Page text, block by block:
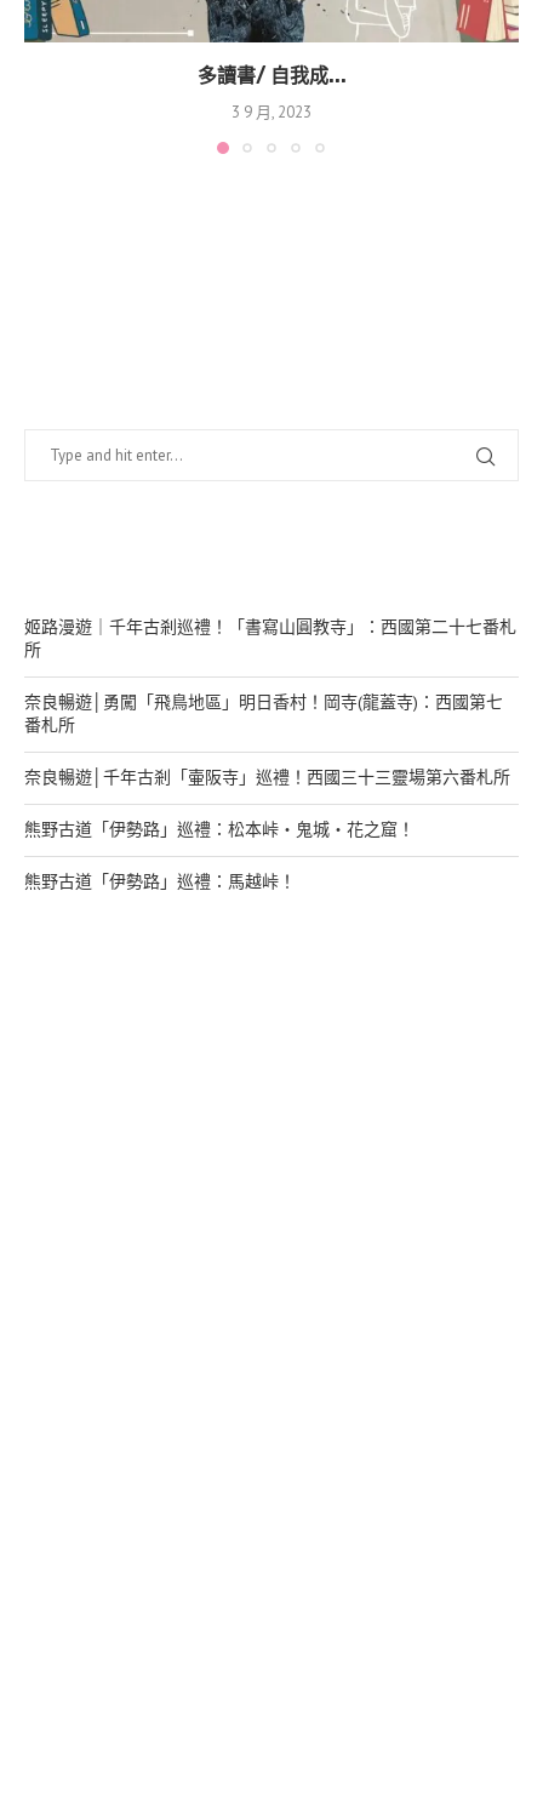
多讀書/ 自我成...
3 9 月, 2023
姬路漫遊｜千年古剎巡禮！「書寫山圓教寺」：西國第二十七番札
所
奈良暢遊│勇闖「飛鳥地區」明日香村！岡寺(龍蓋寺)：西國第七
番札所
奈良暢遊│千年古剎「壷阪寺」巡禮！西國三十三靈場第六番札所
熊野古道「伊勢路」巡禮：松本峠・鬼城・花之窟！
熊野古道「伊勢路」巡禮：馬越峠！